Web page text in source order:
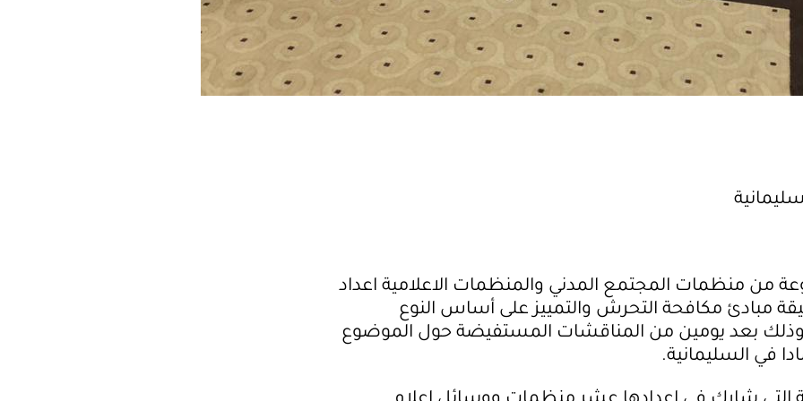
من منظمات المجتمع المدني والمنظمات الاعلامية اعداد
مبادئ مكافحة التحرش والتمييز على أساس النوع
وذلك بعد يومين من المناقشات المستفيضة حول الموضوع
في السليمانية.